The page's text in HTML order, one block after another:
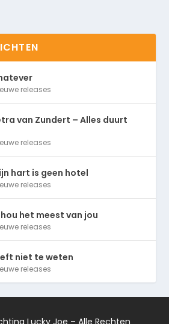
releases
van Zundert – Alles duurt
releases
hart is geen hotel
releases
het meest van jou
releases
niet te weten
releases